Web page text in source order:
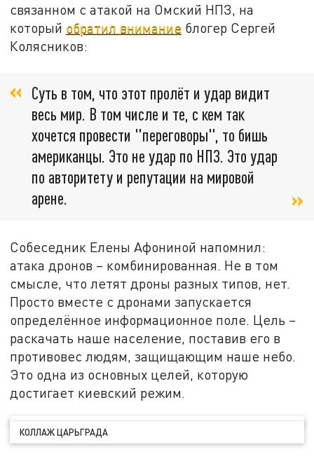
связанном с атакой на Омский НПЗ, на
который обратил внимание блогер Сергей
Колясников:
Суть в том, что этот пролёт и удар видит
весь мир. В том числе и те, с кем так
хочется провести "переговоры", то бишь
американцы. Это не удар по НПЗ. Это удар
по авторитету и репутации на мировой
арене.
Собеседник Елены Афониной напомнил:
атака дронов – комбинированная. Не в том
смысле, что летят дроны разных типов, нет.
Просто вместе с дронами запускается
определённое информационное поле. Цель –
раскачать наше население, поставив его в
противовес людям, защищающим наше небо.
Это одна из основных целей, которую
достигает киевский режим.
КОЛЛАЖ ЦАРЬГРАДА